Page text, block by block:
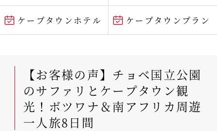
ケープタウンホテル ケープタウンプラン
【お客様の声】チョベ国立公園
のサファリとケープタウン観
光！ボツワナ＆南アフリカ周遊
一人旅8日間